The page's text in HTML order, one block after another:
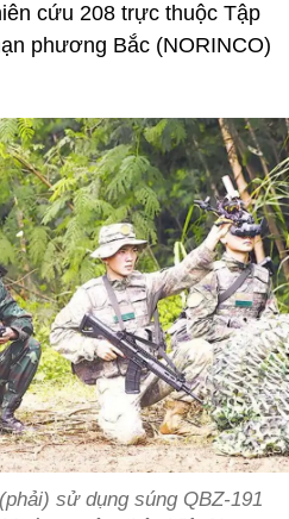
cứu 208 trực thuộc Tập
phương Bắc (NORINCO)
sử dụng súng QBZ-191